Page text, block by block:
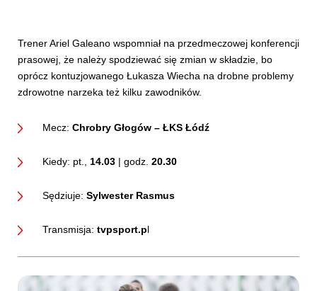
Trener Ariel Galeano wspomniał na przedmeczowej konferencji
prasowej, że należy spodziewać się zmian w składzie, bo
oprócz kontuzjowanego Łukasza Wiecha na drobne problemy
zdrowotne narzeka też kilku zawodników.
Mecz: Chrobry Głogów – ŁKS Łódź
Kiedy: pt., 14.03 | godz. 20.30
Sędziuje: Sylwester Rasmus
Transmisja: tvpsport.pl